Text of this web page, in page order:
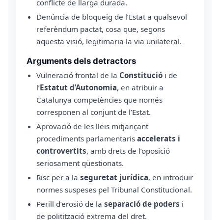
conflicte de llarga durada.
Denúncia de bloqueig de l’Estat a qualsevol
referèndum pactat, cosa que, segons
aquesta visió, legitimaria la via unilateral.
Arguments dels detractors
Vulneració frontal de la Constituciói de
l’Estatut d’Autonomia, en atribuir a
Catalunya competències que només
corresponen al conjunt de l’Estat.
Aprovació de les lleis mitjançant
procediments parlamentaris accelerats i
controvertits, amb drets de l’oposició
seriosament qüestionats.
Risc per a la seguretat jurídica, en introduir
normes suspeses pel Tribunal Constitucional.
Perill d’erosió de la separació de poders i
de politització extrema del dret.